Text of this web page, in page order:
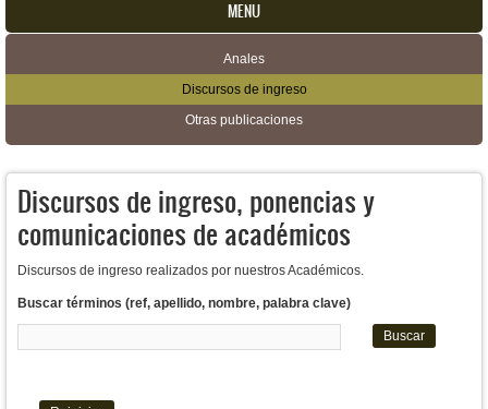
MENU
Menú secundario
Anales
Discursos de ingreso
Otras publicaciones
Discursos de ingreso, ponencias y
comunicaciones de académicos
Discursos de ingreso realizados por nuestros Académicos.
Buscar términos (ref, apellido, nombre, palabra clave)